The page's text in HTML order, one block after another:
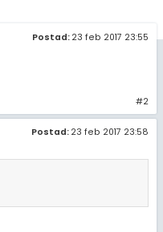
Postad: 23 feb 2017 23:55
#2
Postad: 23 feb 2017 23:58
5 inloggade